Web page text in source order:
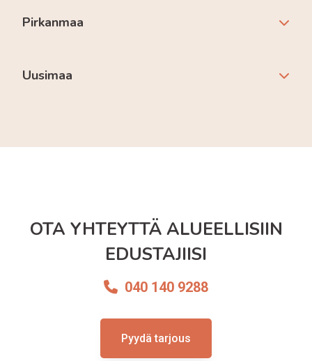
Pirkanmaa
Uusimaa
OTA YHTEYTTÄ ALUEELLISIIN
EDUSTAJIISI
040 140 9288
Pyydä tarjous